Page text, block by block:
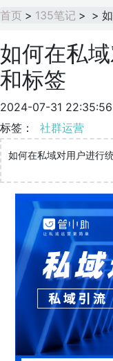
首页 > 135笔记 > >
如何在私
和标签
2024-07-31 22:35:56
标签： 社群运营
如何在私域对用户进行